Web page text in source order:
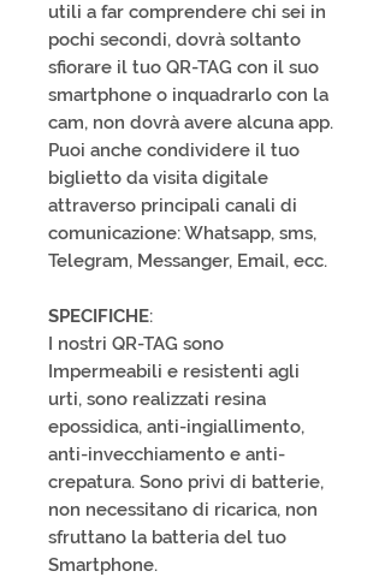
utili a far comprendere chi sei in
pochi secondi, dovrà soltanto
sfiorare il tuo QR-TAG con il suo
smartphone o inquadrarlo con la
cam, non dovrà avere alcuna app.
Puoi anche condividere il tuo
biglietto da visita digitale
attraverso principali canali di
comunicazione: Whatsapp, sms,
Telegram, Messanger, Email, ecc.
SPECIFICHE:
I nostri QR-TAG sono
Impermeabili e resistenti agli
urti, sono realizzati resina
epossidica, anti-ingiallimento,
anti-invecchiamento e anti-
crepatura. Sono privi di batterie,
non necessitano di ricarica, non
sfruttano la batteria del tuo
Smartphone.